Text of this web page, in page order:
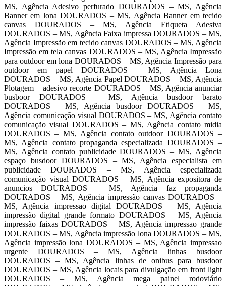
MS, Agência Adesivo perfurado DOURADOS – MS, Agência
Banner em lona DOURADOS – MS, Agência Banner em tecido
canvas DOURADOS – MS, Agência Etiqueta Adesiva
DOURADOS – MS, Agência Faixa impressa DOURADOS – MS,
Agência Impressão em tecido canvas DOURADOS – MS, Agência
Impressão em tela canvas DOURADOS – MS, Agência Impressão
para outdoor em lona DOURADOS – MS, Agência Impressão para
outdoor em papel DOURADOS – MS, Agência Lona
DOURADOS – MS, Agência Papel DOURADOS – MS, Agência
Plotagem – adesivo recorte DOURADOS – MS, Agência anunciar
busboor DOURADOS – MS, Agência busdoor barato
DOURADOS – MS, Agência busdoor DOURADOS – MS,
Agência comunicação visual DOURADOS – MS, Agência contato
comunicação visual DOURADOS – MS, Agência contato midia
DOURADOS – MS, Agência contato outdoor DOURADOS –
MS, Agência contato propaganda especializada DOURADOS –
MS, Agência contato publicidade DOURADOS – MS, Agência
espaço busdoor DOURADOS – MS, Agência especialista em
publicidade DOURADOS – MS, Agência especializada
comunicação visual DOURADOS – MS, Agência expositora de
anuncios DOURADOS – MS, Agência faz propaganda
DOURADOS – MS, Agência impressão canvas DOURADOS –
MS, Agência impressao digital DOURADOS – MS, Agência
impressão digital grande formato DOURADOS – MS, Agência
impressão faixas DOURADOS – MS, Agência impressao grande
DOURADOS – MS, Agência impressão lona DOURADOS – MS,
Agência impressão lona DOURADOS – MS, Agência impressao
urgente DOURADOS – MS, Agência linhas busdoor
DOURADOS – MS, Agência linhas de onibus para busdoor
DOURADOS – MS, Agência locais para divulgação em front light
DOURADOS – MS, Agência mega painel rodoviário